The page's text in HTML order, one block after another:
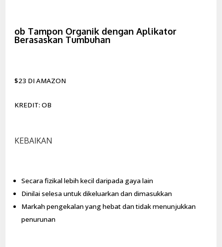
ob Tampon Organik dengan Aplikator
Berasaskan Tumbuhan
$23 DI AMAZON
KREDIT: OB
KEBAIKAN
Secara fizikal lebih kecil daripada gaya lain
Dinilai selesa untuk dikeluarkan dan dimasukkan
Markah pengekalan yang hebat dan tidak menunjukkan
penurunan